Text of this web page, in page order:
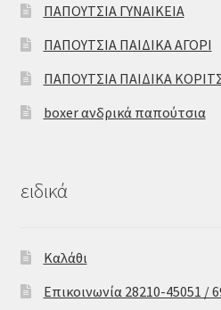
ΠΑΠΟΥΤΣΙΑ ΓΥΝΑΙΚΕΙΑ
ΠΑΠΟΥΤΣΙΑ ΠΑΙΔΙΚΑ ΑΓΟΡΙ
ΠΑΠΟΥΤΣΙΑ ΠΑΙΔΙΚΑ
boxer ανδρικά παπούτσια
ειδικά
Καλάθι
Επικοινωνία 28210-45051 /